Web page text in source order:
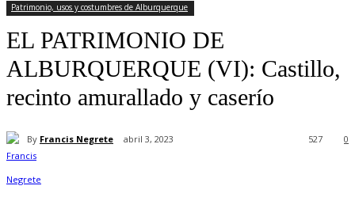
Patrimonio, usos y costumbres de Alburquerque
EL PATRIMONIO DE
ALBURQUERQUE (VI): Castillo,
recinto amurallado y caserío
By Francis Negrete abril 3, 2023 0
527